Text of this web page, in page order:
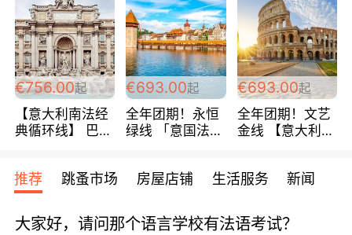
环线 全程四星宾
馆 108欧/人/天
典五国四日游
488欧/人
国 仅售99欧/人/
天！巴黎上下！
包拼房~
€756.00起
【意大利南法经
典循环线】 巴黎
宾馆 108欧/天起
全程756欧/位
€693.00起
全年团期！永恒
绿线 「意国法
欧/天起 ~包拼房
€693.00起
全年团期！文艺
金线 【意大利一
每周铁发！
推荐 跳蚤市场 房屋店铺 生活服务 新闻
大家好，请问那个语言学校有法语考试？